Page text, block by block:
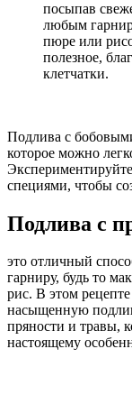
посыпав
любым
пюре или
полезное,
клетчатки.
Подлива с
которое можно
специями, чтобы
Подлива с
это отличный
гарниру, будь то
рис. В этом
насыщенную
пряности и травы,
настоящему